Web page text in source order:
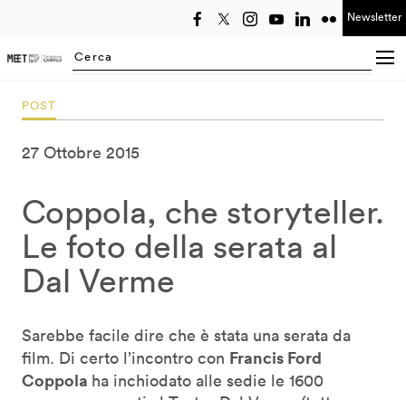
Newsletter
Searching...
POST
27 Ottobre 2015
Coppola, che storyteller.
Le foto della serata al
Dal Verme
Sarebbe facile dire che è stata una serata da
film. Di certo l’incontro con Francis Ford
Coppola ha inchiodato alle sedie le 1600